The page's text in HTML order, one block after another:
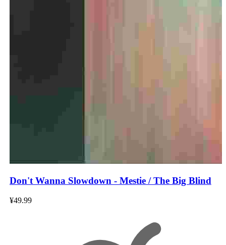
Don't Wanna Slowdown - Mestie / The Big Blind
¥49.99